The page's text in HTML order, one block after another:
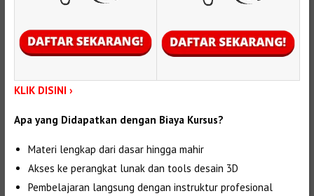
KLIK DISINI ›
Apa yang Didapatkan dengan Biaya Kursus?
Materi lengkap dari dasar hingga mahir
Akses ke perangkat lunak dan tools desain 3D
Pembelajaran langsung dengan instruktur profesional